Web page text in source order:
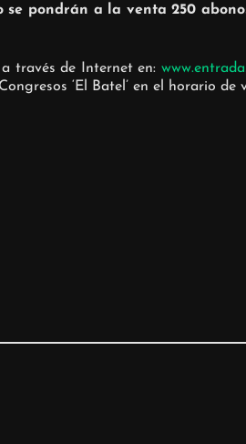
se pondrán a la venta 250
través de Internet en:
‘El Batel’ en el horario de